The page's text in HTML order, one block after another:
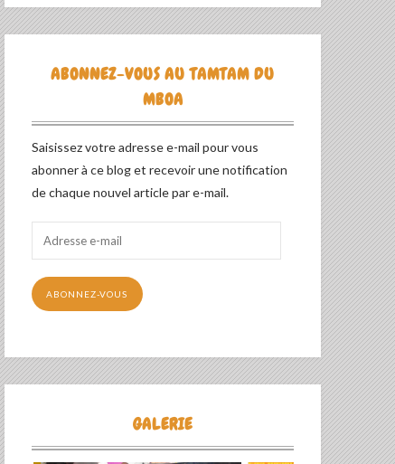
ABONNEZ-VOUS AU TAMTAM DU
MBOA
Saisissez votre adresse e-mail pour vous
abonner à ce blog et recevoir une notification
de chaque nouvel article par e-mail.
mail
ABONNEZ-VOUS
GALERIE